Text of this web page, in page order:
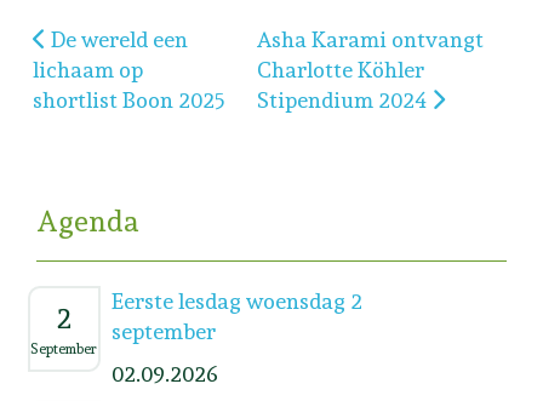
Vorig artikel: De wereld een lichaam op shortlist
De wereld een
lichaam op
shortlist Boon 2025
Volgende artikel: Asha
Asha Karami ontvangt
Charlotte Köhler
Stipendium 2024
Agenda
2
September
Eerste lesdag woensdag 2
september
02.09.2026